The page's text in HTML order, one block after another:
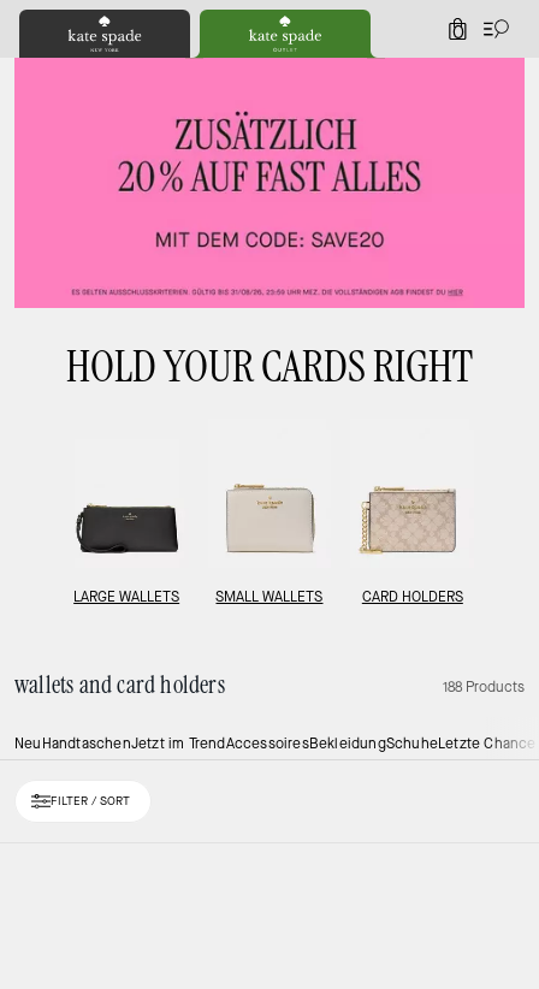
0
HOLD YOUR CARDS RIGHT
LARGE WALLETS SMALL WALLETS CARD HOLDERS
wallets and card holders 188 Products
NeuHandtaschenJetzt im TrendAccessoiresBekleidungSchuheLetzte Chance
FILTER / SORT